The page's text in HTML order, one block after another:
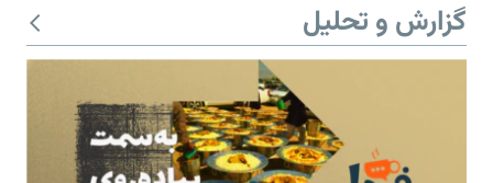
گزارش و تحلیل